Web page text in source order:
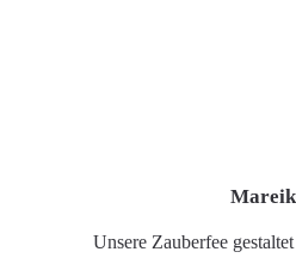
Unsere Zauberfee